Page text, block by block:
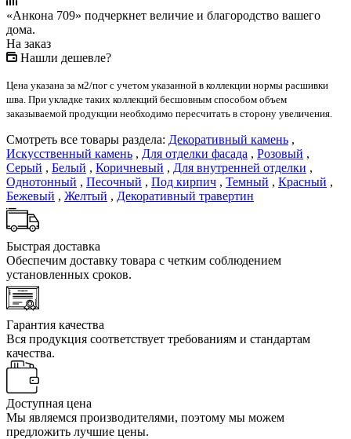
«Анкона 709» подчеркнет величие и благородство вашего
дома.
На заказ
Нашли дешевле?
Цена указана за м2/пог с учетом указанной в коллекции нормы расшивки
шва. При укладке таких коллекций бесшовным способом объем
заказываемой продукции необходимо пересчитать в сторону увеличения.
Смотреть все товары раздела: Декоративный камень ,
Искусственный камень , Для отделки фасада , Розовый ,
Серый , Белый , Коричневый , Для внутренней отделки ,
Однотонный , Песочный , Под кирпич , Темный , Красный ,
Бежевый , Желтый , Декоративный травертин
Быстрая доставка
Обеспечим доставку товара с четким соблюдением
установленных сроков.
Гарантия качества
Вся продукция соответствует требованиям и стандартам
качества.
Доступная цена
Мы являемся производителями, поэтому мы можем
предложить лучшие цены.